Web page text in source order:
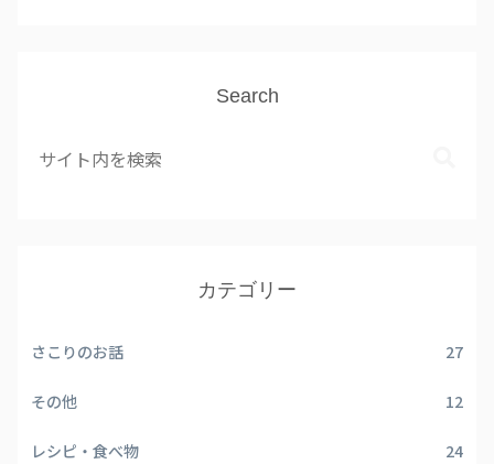
Search
カテゴリー
さこりのお話 27
その他 12
レシピ・食べ物 24